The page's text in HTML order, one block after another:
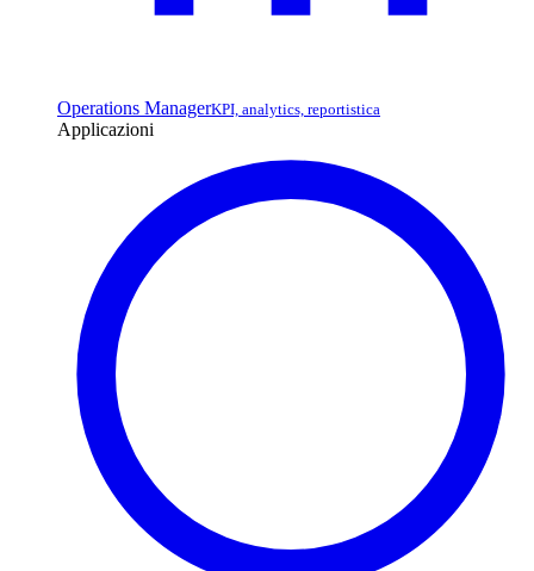
Operations ManagerKPI, analytics, reportistica
Applicazioni